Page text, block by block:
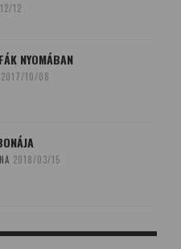
12
NYOMÁBAN
2017/10/08
2018/03/15